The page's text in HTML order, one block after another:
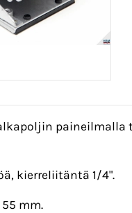
kierreliitäntä 1/4".
mm.